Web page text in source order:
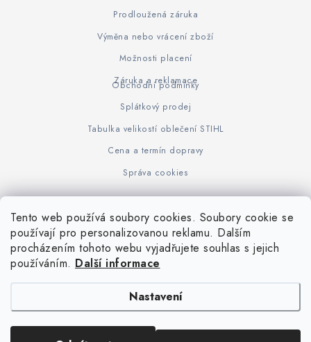
Tento web používá soubory cookies. Soubory cookie se
používají pro personalizovanou reklamu. Dalším
procházením tohoto webu vyjadřujete souhlas s jejich
používáním. Další informace
Nastavení
Prodloužená záruka
Výměna nebo vrácení zboží
Možnosti placení
Záruka a reklamace
Obchodní podmínky
Splátkový prodej
Tabulka velikostí oblečení STIHL
Cena a termín dopravy
Správa cookies
www.KOVOJUHASZ.cz Výrobce STIHL STIHL Timbersport
iPloty.cz - PLETIVA A NÁŘADÍ. Všechna práva vyhrazena.